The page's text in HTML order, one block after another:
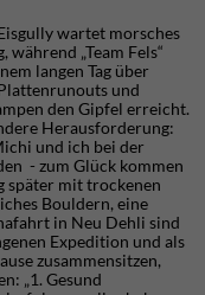
wartet morsches
„Team Fels“
langen Tag über
und
den Gipfel erreicht.
Herausforderung:
und ich bei der
- zum Glück kommen
später mit trockenen
Bouldern, eine
in Neu Dehli sind
Expedition und als
zusammensitzen,
„1. Gesund